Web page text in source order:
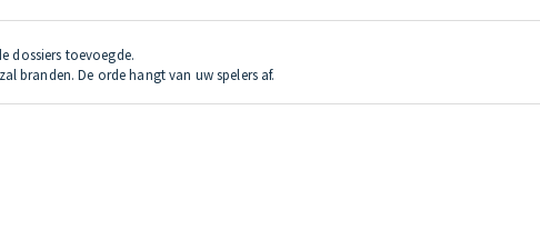
dossiers toevoegde.
branden. De orde hangt van uw spelers af.